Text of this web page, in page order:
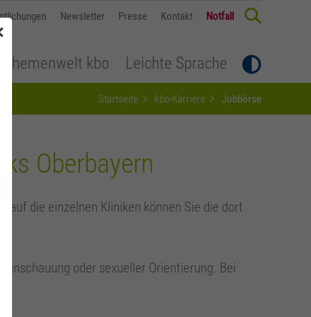
Themenwelt kbo Leichte Sprache
Newsletter Presse Kontakt Notfall
Startseite kbo-Karriere Jobbörse
Oberbayern
auf die einzelnen Kliniken können Sie die dort
oder sexueller Orientierung. Bei